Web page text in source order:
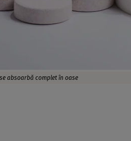
absoarbă complet în oase